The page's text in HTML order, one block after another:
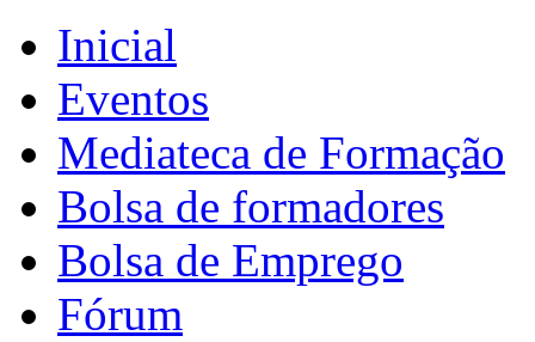
Inicial
Eventos
Mediateca de Formação
Bolsa de formadores
Bolsa de Emprego
Fórum